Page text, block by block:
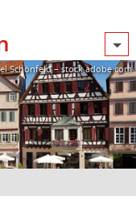
Schönfeld – stock.adobe.com